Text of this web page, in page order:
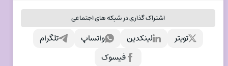
اشتراک گذاری در شبکه های اجتماعی
تلگرام واتساپ لینکدین
تویتر
فیسوک